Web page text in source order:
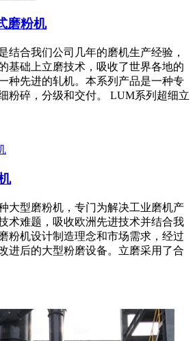
磨粉机
结合我们公司几年的磨机生产经验，
基础上立磨技术，吸收了世界各地的
种先进的轧机。本系列产品是一种专
粉碎，分级和交付。 LUM系列超细立
大型磨粉机，专门为解决工业磨机产
术难题，吸收欧洲先进技术并结合我
粉机设计制造理念和市场需求，经过
进后的大型粉磨设备。立磨采用了合